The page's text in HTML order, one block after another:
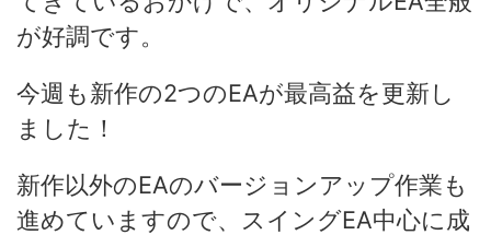
が好調です。
今週も新作の2つのEAが最高益を更新し
ました！
新作以外のEAのバージョンアップ作業も
進めていますので、スイングEA中心に成